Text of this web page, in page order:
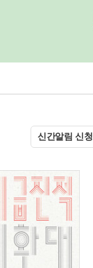
신간알림 신청